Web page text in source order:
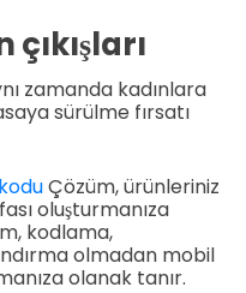
zamanda kadınlara
sürülme fırsatı
Çözüm, ürünleriniz
oluşturmanıza
kodlama,
olmadan mobil
olanak tanır.